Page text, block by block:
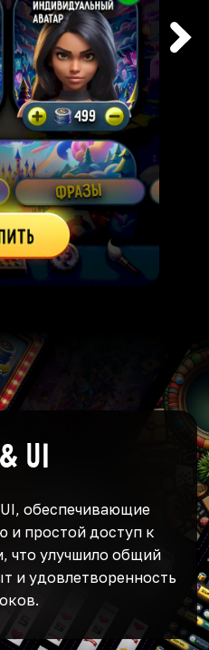
& UI
обеспечивающие
и простой доступ к
что улучшило общий
и удовлетворенность